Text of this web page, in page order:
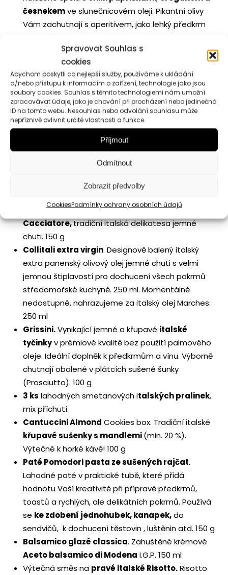
Spravovat Souhlas s
cookies
Abychom poskytli co nejlepší služby, používáme k ukládání
a/nebo přístupu k informacím o zařízení, technologie jako jsou
soubory cookies. Souhlas s těmito technologiemi nám umožní
zpracovávat údaje, jako je chování při procházení nebo jedinečná
ID na tomto webu. Nesouhlas nebo odvolání souhlasu může
nepříznivě ovlivnit určité vlastnosti a funkce.
Příjmout
Odmítnout
Zobrazit předvolby
CookiesPodmínky ochrany osobních údajů
česnekemve slunečnicovém oleji. Pikantní olivy
Vám zachutnají s aperitivem, jako lehký předkrm
Grana Padanojetypický italský přírodní sýr
z
nepasterizovaného kravského mléka, který se
může vyrábět pouze v určitých
provinciíchregionu Emilia Romagna. Grana
znamená zrnka, a to proto, že struktura sýru je
granulovaná. Padano znamená, že pochází z
pádské nížiny. Jeho aroma a chuť je velmijemná,
delikátní, lehce pikantní. 200 g. Momentálně
přírodní zrající, polotučný, extra tvrdý sýr.
Italský vepřový salámekFratelli Beretta
Cacciatore,tradiční italská delikatesa jemné
chuti. 150 g
Collitali extra virgin. Designově balený italský
extra panenský olivový olej jemné chuti s velmi
jemnou štiplavostí pro dochucení všech pokrmů
středomořské kuchyně. 250 ml. Momentálně
nedostupné, nahrazujeme za italský olej Marches.
250 ml
Grissini.Vynikající jemné a křupavé italské
tyčinkyv prémiové kvalitě bez použití palmového
oleje. Ideální doplněk k předkrmům a vínu. Výborně
chutnají obalené v plátcích sušené šunky
(Prosciutto). 100 g
3 ks lahodných smetanových italských pralinek,
mix příchutí.
Cantuccini Almond Cookies box. Tradiční italské
křupavé sušenky s mandlemi(min. 20 %).
Výtečné k horké kávě! 100 g
Paté Pomodori pasta ze sušených rajčat.
Lahodné paté v praktické tubě, které přidá
hodnotu Vaší kreativitě při přípravě předkrmů,
toastů a rychlých, ale delikátních pokrmů. Používá
se ke zdobení jednohubek, kanapek,do
sendvičů, k dochucení těstovin , luštěnin atd. 150 g
Balsamico glazé classica. Zahuštěné krémové
Aceto balsamico di Modena I.G.P. 150 ml
Výtečná směs na pravé italské Risotto.Risotto